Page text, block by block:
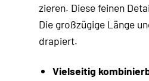
zieren. Diese feinen
Die großzügige Länge
drapiert.
Vielseitig